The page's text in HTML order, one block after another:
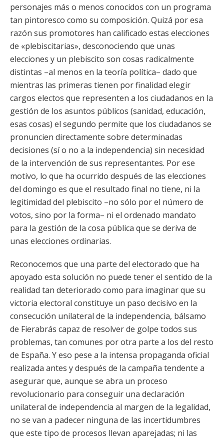
personajes más o menos conocidos con un programa
tan pintoresco como su composición. Quizá por esa
razón sus promotores han calificado estas elecciones
de «plebiscitarias», desconociendo que unas
elecciones y un plebiscito son cosas radicalmente
distintas –al menos en la teoría política– dado que
mientras las primeras tienen por finalidad elegir
cargos electos que representen a los ciudadanos en la
gestión de los asuntos públicos (sanidad, educación,
esas cosas) el segundo permite que los ciudadanos se
pronuncien directamente sobre determinadas
decisiones (sí o no a la independencia) sin necesidad
de la intervención de sus representantes. Por ese
motivo, lo que ha ocurrido después de las elecciones
del domingo es que el resultado final no tiene, ni la
legitimidad del plebiscito –no sólo por el número de
votos, sino por la forma– ni el ordenado mandato
para la gestión de la cosa pública que se deriva de
unas elecciones ordinarias.
Reconocemos que una parte del electorado que ha
apoyado esta solución no puede tener el sentido de la
realidad tan deteriorado como para imaginar que su
victoria electoral constituye un paso decisivo en la
consecución unilateral de la independencia, bálsamo
de Fierabrás capaz de resolver de golpe todos sus
problemas, tan comunes por otra parte a los del resto
de España. Y eso pese a la intensa propaganda oficial
realizada antes y después de la campaña tendente a
asegurar que, aunque se abra un proceso
revolucionario para conseguir una declaración
unilateral de independencia al margen de la legalidad,
no se van a padecer ninguna de las incertidumbres
que este tipo de procesos llevan aparejadas; ni las